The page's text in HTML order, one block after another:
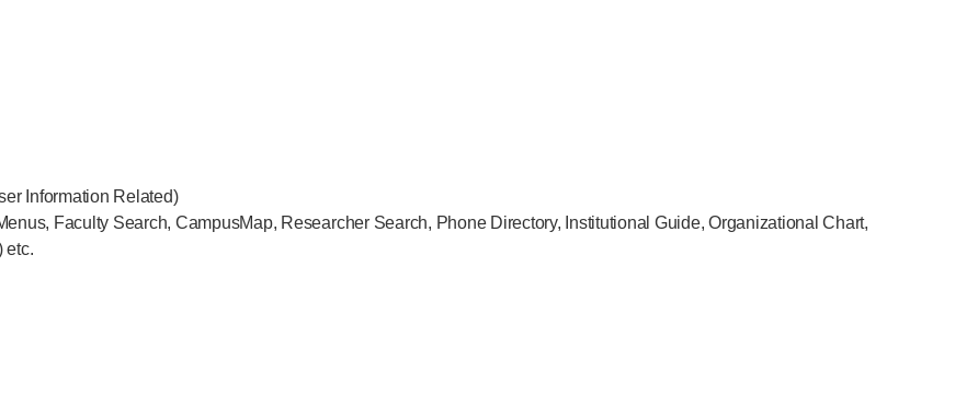
Information Related)
Faculty Search, CampusMap, Researcher Search, Phone Directory, Institutional Guide, Organizational Chart,
etc.